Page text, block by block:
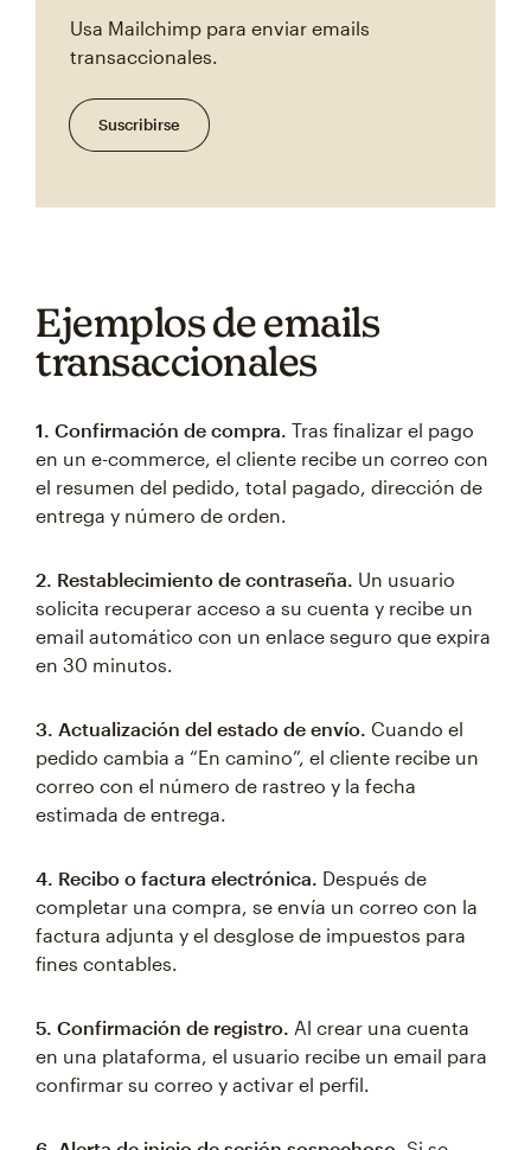
Usa Mailchimp para enviar emails
transaccionales.
Suscribirse
Ejemplos de emails
transaccionales
1. Confirmación de compra. Tras finalizar el pago
en un e-commerce, el cliente recibe un correo con
el resumen del pedido, total pagado, dirección de
entrega y número de orden.
2. Restablecimiento de contraseña. Un usuario
solicita recuperar acceso a su cuenta y recibe un
email automático con un enlace seguro que expira
en 30 minutos.
3. Actualización del estado de envío. Cuando el
pedido cambia a “En camino”, el cliente recibe un
correo con el número de rastreo y la fecha
estimada de entrega.
4. Recibo o factura electrónica. Después de
completar una compra, se envía un correo con la
factura adjunta y el desglose de impuestos para
fines contables.
5. Confirmación de registro. Al crear una cuenta
en una plataforma, el usuario recibe un email para
confirmar su correo y activar el perfil.